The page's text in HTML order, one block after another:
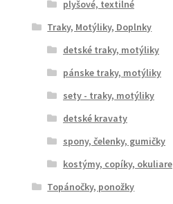
plyšové, textilné
Traky, Motýliky, Doplnky
detské traky, motýliky
pánske traky, motýliky
sety - traky, motýliky
detské kravaty
spony, čelenky, gumičky
kostýmy, copíky, okuliare
Topánočky, ponožky